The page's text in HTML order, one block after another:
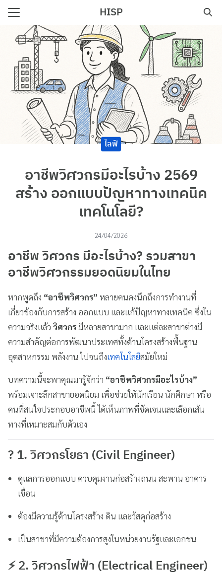
Skip
content
HISP
Search
for:
ไลฟ์
อาชีพวิศวกรมีอะไรบ้าง 2569
สร้าง ออกแบบปัญหาทางเทคนิค
เทคโนโลยี?
24/04/2026
อาชีพ วิศวกร มีอะไรบ้าง? รวมสาขา
อาชีพวิศวกรรมยอดนิยมในไทย
หากพูดถึง “อาชีพวิศวกร” หลายคนคงนึกถึงการทำงานที่
เกี่ยวข้องกับการสร้าง ออกแบบ และแก้ปัญหาทางเทคนิค ซึ่งใน
ความจริงแล้ว วิศวกรมีหลายสาขามาก และแต่ละสาขาต่างมี
ความสำคัญต่อการพัฒนาประเทศทั้งด้านโครงสร้างพื้นฐาน
อุตสาหกรรม พลังงาน ไปจนถึงเทคโนโลยีสมัยใหม่
บทความนี้จะพาคุณมารู้จักว่า “อาชีพวิศวกรมีอะไรบ้าง”
พร้อมเจาะลึกสาขายอดนิยม เพื่อช่วยให้นักเรียน นักศึกษา หรือ
คนที่สนใจประกอบอาชีพนี้ ได้เห็นภาพที่ชัดเจนและเลือกเส้น
ทางที่เหมาะสมกับตัวเอง
? 1. วิศวกรโยธา (Civil Engineer)
ดูแลการออกแบบ ควบคุมงานก่อสร้างถนน สะพาน อาคาร
เขื่อน
ต้องมีความรู้ด้านโครงสร้าง ดิน และวัสดุก่อสร้าง
เป็นสาขาที่มีความต้องการสูงในหน่วยงานรัฐและเอกชน
⚡ 2. วิศวกรไฟฟ้า (Electrical Engineer)